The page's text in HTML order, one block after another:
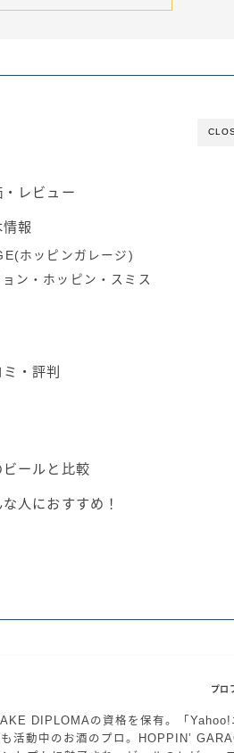
レビュー
報
ホッピンガレージ)
ン・ホッピン・スミス
・評判
ールと比較
人におすすめ！
DIPLOMAの資格を保有。「Yahoo!
活動中のお酒のプロ。HOPPIN’
プロ